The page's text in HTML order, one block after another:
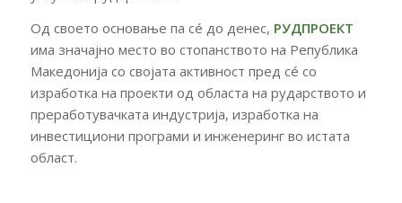
Од своето основање па сé до денес, РУДПРОЕКТ
има значајно место во стопанството на Република
Македонија со својата активност пред сé со
изработка на проекти од областа на рударството и
преработувачката индустрија, изработка на
инвестициони програми и инженеринг во истата
област.